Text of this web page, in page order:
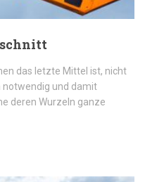
das letzte Mittel ist, nicht
notwendig und damit
deren Wurzeln ganze